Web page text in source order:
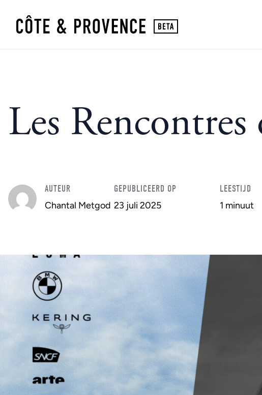
Les Rencontres
AUTEUR
Chantal Metgod
GEPUBLICEERD OP
23 juli 2025
LEESTIJD
1 minuut